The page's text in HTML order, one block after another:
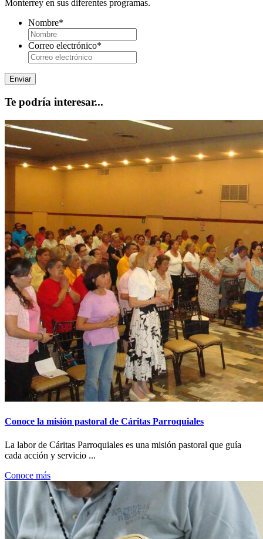
Monterrey en sus diferentes programas.
Nombre*
Correo electrónico*
Te podría interesar...
Conoce la misión pastoral de Cáritas Parroquiales
La labor de Cáritas Parroquiales es una misión pastoral que guía
cada acción y servicio ...
Conoce más